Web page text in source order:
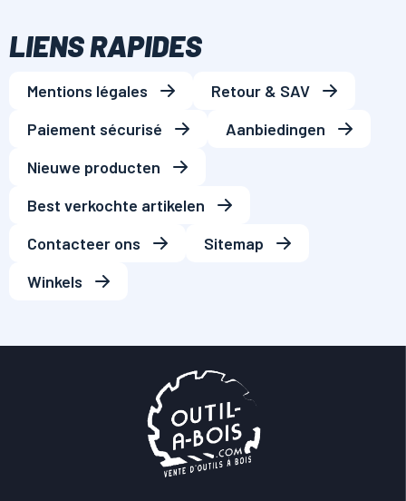
LIENS RAPIDES
Mentions légales
Retour & SAV
Paiement sécurisé
Aanbiedingen
Nieuwe producten
Best verkochte artikelen
Contacteer ons
Sitemap
Winkels